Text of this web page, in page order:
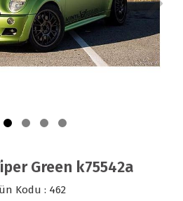
Green k75542a
Kodu : 462